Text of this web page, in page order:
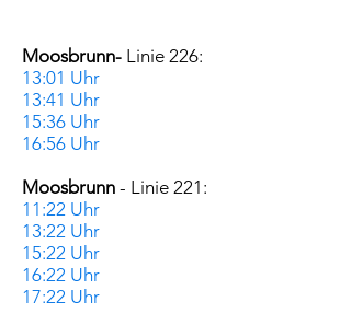
Moosbrunn- Linie 226:
13:01 Uhr
13:41 Uhr
15:36 Uhr
16:56 Uhr
Moosbrunn - Linie 221:
11:22 Uhr
13:22 Uhr
15:22 Uhr
16:22 Uhr
17:22 Uhr